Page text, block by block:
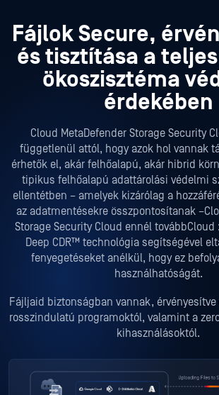
Fájlok Secure,
és tisztítása a
ökoszisztéma
érdekében
Cloud MetaDefender Storage Security
függetlenül attól, hogy azok hol vannak
érhetők el, akár felhőalapú, akár hibrid
tipikus felhőalapú adattárolási védelmi
ellentétben – amelyek kizárólag a
az adatmentésekre összpontosítanak
Storage Security Cloud ennél
Deep CDR™ technológia segítségével
fenyegetéseket anélkül, hogy ez
használhatóságát.
Fájljaid biztonságban vannak,
rosszindulatú programoktól, valamint a
kihasználásoktól.